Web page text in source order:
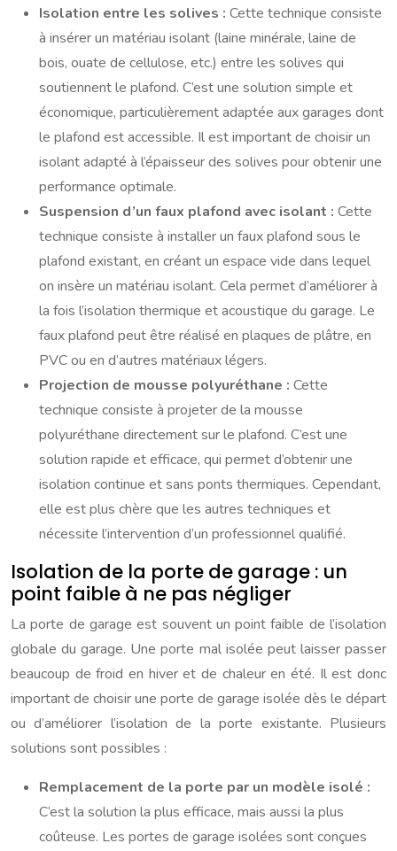
Isolation entre les solives : Cette technique consiste
à insérer un matériau isolant (laine minérale, laine de
bois, ouate de cellulose, etc.) entre les solives qui
soutiennent le plafond. C’est une solution simple et
économique, particulièrement adaptée aux garages dont
le plafond est accessible. Il est important de choisir un
isolant adapté à l’épaisseur des solives pour obtenir une
performance optimale.
Suspension d’un faux plafond avec isolant : Cette
technique consiste à installer un faux plafond sous le
plafond existant, en créant un espace vide dans lequel
on insère un matériau isolant. Cela permet d’améliorer à
la fois l’isolation thermique et acoustique du garage. Le
faux plafond peut être réalisé en plaques de plâtre, en
PVC ou en d’autres matériaux légers.
Projection de mousse polyuréthane : Cette
technique consiste à projeter de la mousse
polyuréthane directement sur le plafond. C’est une
solution rapide et efficace, qui permet d’obtenir une
isolation continue et sans ponts thermiques. Cependant,
elle est plus chère que les autres techniques et
nécessite l’intervention d’un professionnel qualifié.
Isolation de la porte de garage : un
point faible à ne pas négliger
La porte de garage est souvent un point faible de l’isolation
globale du garage. Une porte mal isolée peut laisser passer
beaucoup de froid en hiver et de chaleur en été. Il est donc
important de choisir une porte de garage isolée dès le départ
ou d’améliorer l’isolation de la porte existante. Plusieurs
solutions sont possibles :
Remplacement de la porte par un modèle isolé :
C’est la solution la plus efficace, mais aussi la plus
coûteuse. Les portes de garage isolées sont conçues